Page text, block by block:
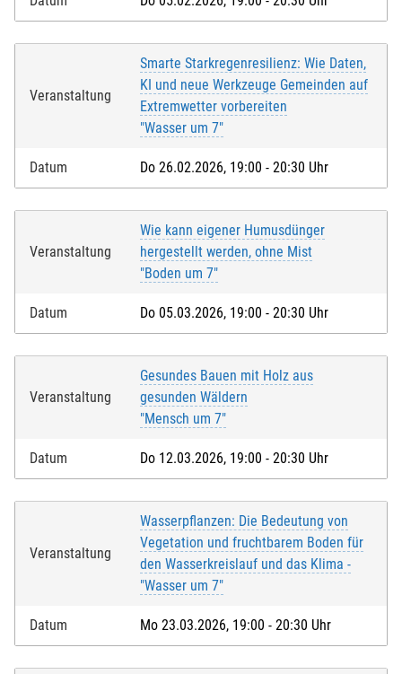
Veranstaltung
Smarte Starkregenresilienz: Wie Daten,
KI und neue Werkzeuge Gemeinden auf
Extremwetter vorbereiten
"Wasser um 7"
Datum Do 26.02.2026, 19:00 - 20:30 Uhr
Veranstaltung
Wie kann eigener Humusdünger
hergestellt werden, ohne Mist
"Boden um 7"
Datum Do 05.03.2026, 19:00 - 20:30 Uhr
Veranstaltung
Gesundes Bauen mit Holz aus
gesunden Wäldern
"Mensch um 7"
Datum Do 12.03.2026, 19:00 - 20:30 Uhr
Veranstaltung
Wasserpflanzen: Die Bedeutung von
Vegetation und fruchtbarem Boden für
den Wasserkreislauf und das Klima -
"Wasser um 7"
Datum Mo 23.03.2026, 19:00 - 20:30 Uhr